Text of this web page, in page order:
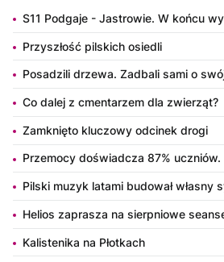
S11 Podgaje - Jastrowie. W końcu
Przyszłość pilskich osiedli
Posadzili drzewa. Zadbali sami o
Co dalej z cmentarzem dla zwierząt?
Zamknięto kluczowy odcinek drogi
Przemocy doświadcza 87%
Pilski muzyk latami budował własny
Helios zaprasza na sierpniowe
Kalistenika na Płotkach